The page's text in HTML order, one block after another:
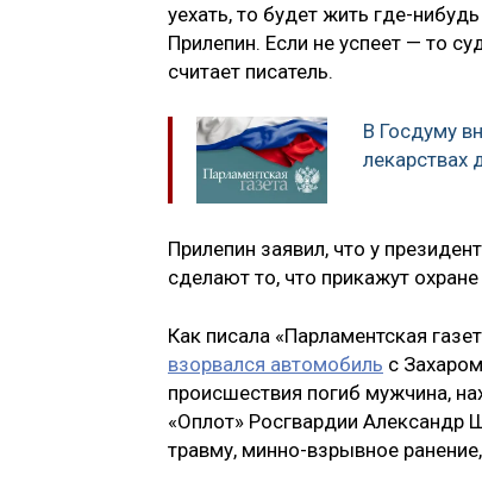
уехать, то будет жить где-
Прилепин. Если не успеет — то
считает писатель.
В Госдуму
лекарствах
Прилепин заявил, что у
сделают то, что прикажут
Как писала «Парламентская
взорвался автомобиль с
происшествия погиб мужчина,
«Оплот» Росгвардии Александр
травму, минно-взрывное